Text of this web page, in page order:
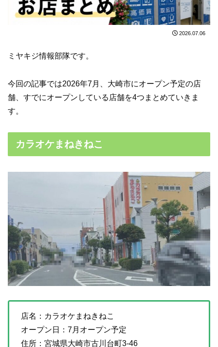
2026.07.06
ミヤキジ情報部隊です。
今回の記事では2026年7月、大崎市にオープン予定の店
舗、すでにオープンしている店舗を4つまとめていきま
す。
カラオケまねきねこ
店名：カラオケまねきねこ
オープン日：7月オープン予定
住所：宮城県大崎市古川台町3-46